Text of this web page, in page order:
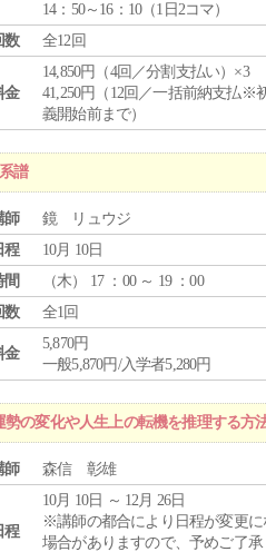
14：50～16：10（1日2コマ）
数
全12回
金
14,850円（4回／分割支払い）×3
41,250円（12回／一括前納支払※
義開始前まで）
譜
師
鏡 リュウジ
程
10月 10日
間
（木） 17 ：00 ～ 19 ：00
数
全1回
金
5,870円
一般5,870円/入学者5,280円
の変化や人生上の転機を推理する方
師 森信 彰雄
程
10月 10日 ～ 12月 26日
※講師の都合により日程が変更に
場合がありますので、予めご了承